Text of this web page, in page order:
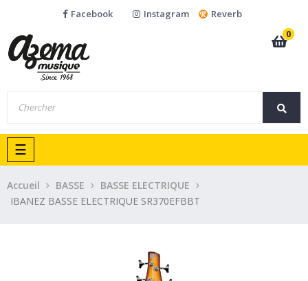
Facebook Instagram
Reverb
0
Basculer
la
navigation
☰
Accueil BASSE
BASSE ELECTRIQUE
IBANEZ BASSE ELECTRIQUE SR370EFBBT